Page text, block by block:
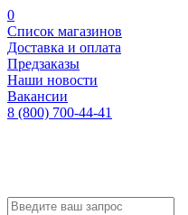
0
Список магазинов
Доставка и оплата
Предзаказы
Наши новости
Вакансии
8 (800) 700-44-41